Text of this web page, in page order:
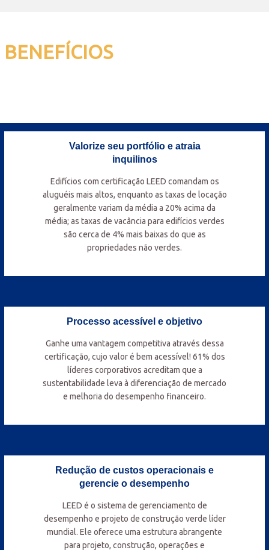
BENEFÍCIOS
Valorize seu portfólio e atraia
inquilinos
Edifícios com certificação LEED comandam os
aluguéis mais altos, enquanto as taxas de locação
geralmente variam da média a 20% acima da
média; as taxas de vacância para edifícios verdes
são cerca de 4% mais baixas do que as
propriedades não verdes.
Processo acessível e objetivo
Ganhe uma vantagem competitiva através dessa
certificação, cujo valor é bem acessível! 61% dos
líderes corporativos acreditam que a
sustentabilidade leva à diferenciação de mercado
e melhoria do desempenho financeiro.
Redução de custos operacionais e
gerencie o desempenho
LEED é o sistema de gerenciamento de
desempenho e projeto de construção verde líder
mundial. Ele oferece uma estrutura abrangente
para projeto, construção, operações e